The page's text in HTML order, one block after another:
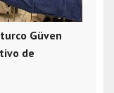
Güven
de